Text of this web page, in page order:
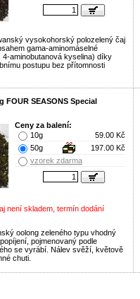
vysokohorský polozelený čaj
gama-aminomáselné
4-aminobutanová kyselina) díky
postupu bez přítomnosti
FOUR SEASONS Special
Ceny za balení:
10g
59.00 Kč
50g
197.00 Kč
vzorek zdarma
není skladem, termín dodání
oolong zeleného typu vhodný
pojmenovaný podle
se vyrábí. Nálev svěží, květově
chuti.